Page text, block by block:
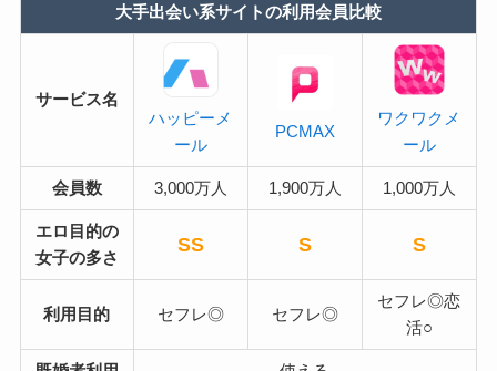
大手出会い系サイトの利用会員比較
サービス名
ハッピーメ
ール
PCMAX
ワクワクメ
ール
会員数 3,000万人 1,900万人 1,000万人
エロ目的の
女子の多さ
SS S S
利用目的 セフレ◎ セフレ◎
セフレ◎恋
活○